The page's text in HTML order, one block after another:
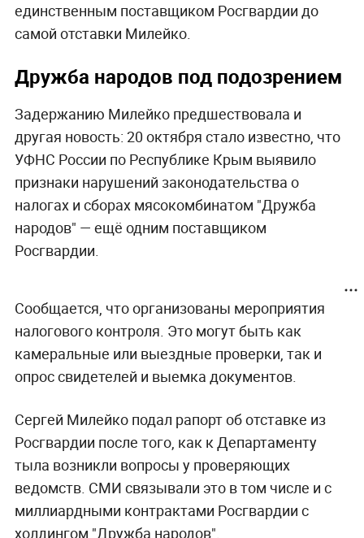
единственным поставщиком Росгвардии до
самой отставки Милейко.
Дружба народов под подозрением
Задержанию Милейко предшествовала и
другая новость: 20 октября стало известно, что
УФНС России по Республике Крым выявило
признаки нарушений законодательства о
налогах и сборах мясокомбинатом "Дружба
народов" — ещё одним поставщиком
Росгвардии.
Сообщается, что организованы мероприятия
налогового контроля. Это могут быть как
камеральные или выездные проверки, так и
опрос свидетелей и выемка документов.
Сергей Милейко подал рапорт об отставке из
Росгвардии после того, как к Департаменту
тыла возникли вопросы у проверяющих
ведомств. СМИ связывали это в том числе и с
миллиардными контрактами Росгвардии с
холдингом "Дружба народов".